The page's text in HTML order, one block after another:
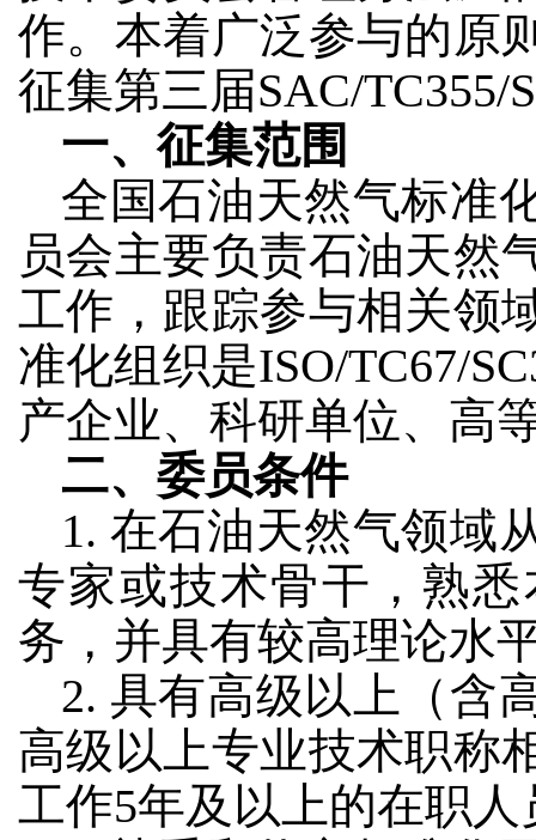
作。本着广泛参与的原
征集第三届SAC/
一、征集范围
全国石油天然气标准
员会主要负责石油天然
工作，跟踪参与相关领
准化组织是ISO/TC67/
产企业、科研单位、高
二、委员条件
1. 在石油天然气领域
专家或技术骨干，熟
务，并具有较高理论水
2. 具有高级以上（含
高级以上专业技术职称
工作5年及以上的在职人